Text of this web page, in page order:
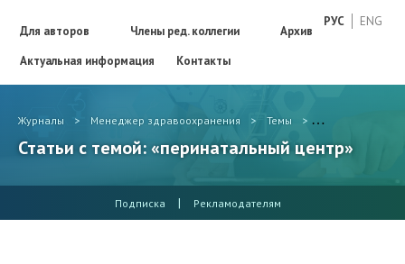
РУС ENG
Для авторов Члены ред. коллегии
Архив
Актуальная информация
Контакты
Журналы > Менеджер здравоохранения > Темы > перинатальный
Статьи с темой: «перинатальный центр»
Подписка | Рекламодателям